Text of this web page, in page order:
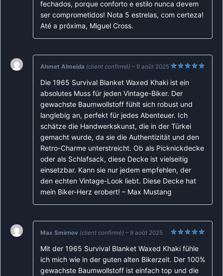
fechados, porque conforto e estilo nunca devem
ser comprometidos! Nota 5 estrelas, com certeza!
Até a próxima, Miguel Cross.
5
Ahmet Almeida (client confirmé) – 9 août 2025
Die 1965 Survival Blanket Waxed Khaki ist ein
absolutes Muss für jeden Vintage-Biker. Der
gewachste Baumwollstoff fühlt sich robust und
langlebig an, perfekt für jedes Abenteuer. Ich
schätze die Handwerkskunst, die in der Türkei
gemacht wurde, da sie die Authentizität und den
Retro-Charme unterstreicht. Ob als Picknickdecke
oder als Schlafsack, diese Decke ist vielseitig
einsetzbar. Kann sie nur jedem empfehlen, der
den echten Vintage-Look liebt. Diese Decke hat
mein Biker-Herz erobert! – Max Mustang
5
Max Smirnov (client confirmé) – 9 août 2025
Mit der 1965 Survival Blanket Waxed Khaki fühle
ich mich wie in der guten alten Bikerzeit. Der 100%
gewachste Baumwollstoff ist einfach top und die